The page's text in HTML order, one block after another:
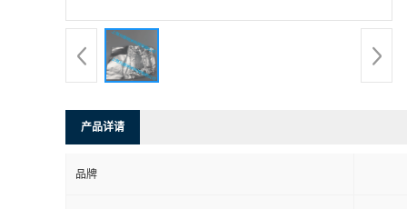
产品详请
品牌